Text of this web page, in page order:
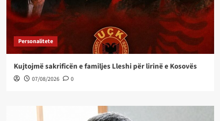
Personalitete
Kujtojmë sakrificën e familjes Lleshi për lirinë e Kosovës
07/08/2026 0